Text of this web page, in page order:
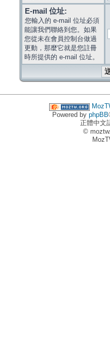
E-mail 位址:
您輸入的 e-mail 位址必須
能讓我們聯絡到您。如果
您從未在會員控制台做過
更動，那麼它就是您註冊
時所提供的 e-mail 位址。
Powered by phpBB
正體中文
©